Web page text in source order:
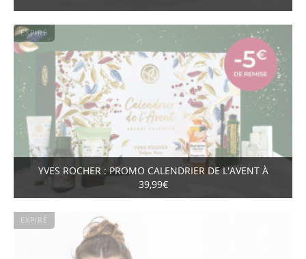
EXPIRÉ
YVES ROCHER : PROMO CALENDRIER DE L'AVENT À
39,99€
EXPIRÉ